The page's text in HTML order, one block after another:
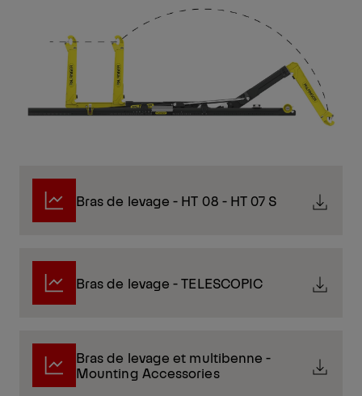
Bras de levage - HT 08 - HT 07 S
Bras de levage - TELESCOPIC
Bras de levage et multibenne -
Mounting Accessories